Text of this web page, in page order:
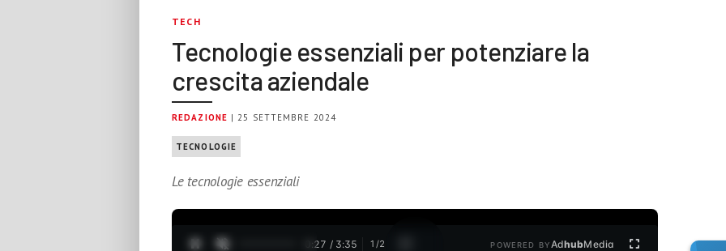
TECH
Tecnologie essenziali per potenziare la
crescita aziendale
REDAZIONE | 25 SETTEMBRE 2024
TECNOLOGIE
Le tecnologie essenziali
0:28 / 3:35 1 /2 POWERED BYAdhubMedia